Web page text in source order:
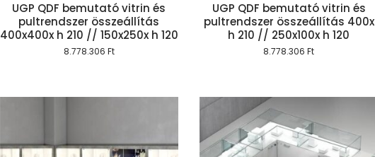
UGP QDF bemutató vitrin és
pultrendszer összeállítás
400x400x h 210 // 150x250x h 120
8.778.306 Ft
UGP QDF bemutató vitrin és
pultrendszer összeállítás 400x
h 210 // 250x100x h 120
8.778.306Ft